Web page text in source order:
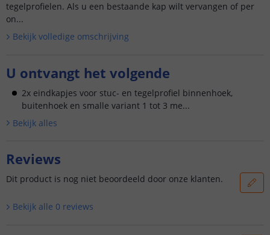
tegelprofielen. Als u een bestaande kap wilt vervangen of per
on...
Bekijk volledige omschrijving
U ontvangt het volgende
2x eindkapjes voor stuc- en tegelprofiel binnenhoek,
buitenhoek en smalle variant 1 tot 3 me...
Bekijk alles
Reviews
Dit product is nog niet beoordeeld door onze klanten.
Bekijk alle 0 reviews